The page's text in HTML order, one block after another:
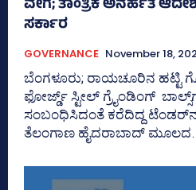
ವೇಗ; ತಾಂತ್ರಿಕ ಅನರ್ಹತೆ
ಸರ್ಕಾರ
GOVERNANCE November 18,
ಬೆಂಗಳೂರು; ರಾಯಚೂರಿನ ಹಟ್ಟಿ
ಫೋರ್ಜ್ಡ್ ಸ್ಟೀಲ್‌ ಗ್ರೈಂಡಿಂಗ್‌
ಸಂಬಂಧಿಸಿದಂತೆ ಕರೆದಿದ್ದ
ತೆಲಂಗಾಣ ಹೈದರಾಬಾದ್‌